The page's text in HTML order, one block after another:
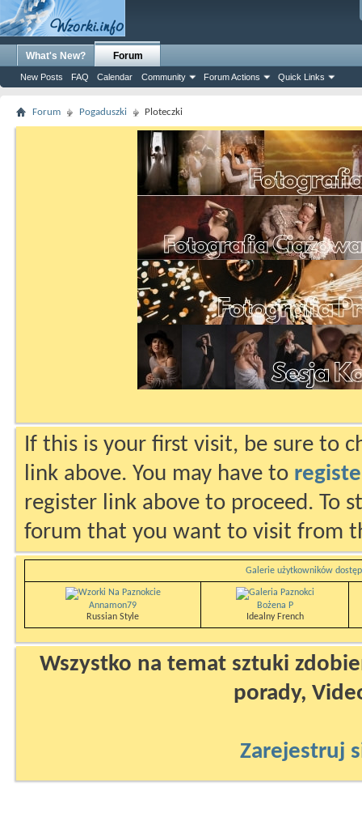
What's New? Forum
New Posts FAQ Calendar Community Forum Actions Quick Links
Forum Pogaduszki Ploteczki
If this is your first visit, be sure to
link above. You may have to
register link above to proceed. To
forum that you want to visit from
Galerie użytkowników
Annamon79
Russian Style
Bożena P
Idealny French
Wszystko na temat sztuki
porady,
Zarejestruj